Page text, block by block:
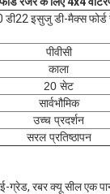
डी22 इसुजु डी-मैक्स
पीवीसी
काला
20 सेट
सार्वभौमिक
उच्च प्रदर्शन
सरल प्रतिष्ठापन
रबर क्यू सील एक पानी